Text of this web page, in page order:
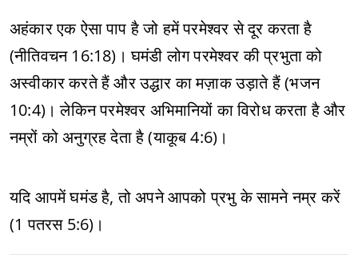
अहंकार एक ऐसा पाप है जो हमें परमेश्वर से दूर करता है
(नीतिवचन 16:18)। घमंडी लोग परमेश्वर की प्रभुता को
अस्वीकार करते हैं और उद्धार का मज़ाक उड़ाते हैं (भजन
10:4)। लेकिन परमेश्वर अभिमानियों का विरोध करता है और
नम्रों को अनुग्रह देता है (याकूब 4:6)।
यदि आपमें घमंड है, तो अपने आपको प्रभु के सामने नम्र करें
(1 पतरस 5:6)।